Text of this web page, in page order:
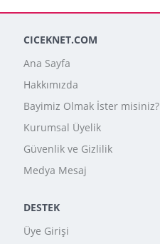
CICEKNET.COM
Ana Sayfa
Hakkımızda
Bayimiz Olmak İster misiniz?
Kurumsal Üyelik
Güvenlik ve Gizlilik
Medya Mesaj
DESTEK
Üye Girişi